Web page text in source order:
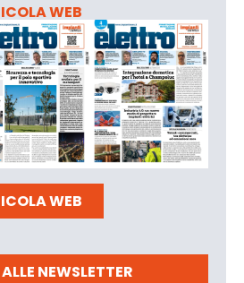
WEB
WEB
NEWSLETTER